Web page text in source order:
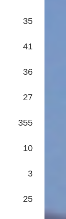
35
41
36
27
355
10
3
25